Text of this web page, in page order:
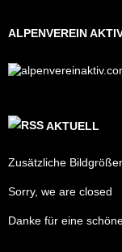
ALPENVEREIN
AKTUELL
Zusätzliche
Sorry, we are closed
Danke für eine